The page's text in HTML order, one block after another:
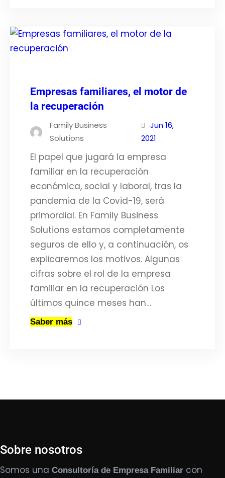
Empresas familiares, el motor de
la recuperación
Family Business
Solutions
Jun 16,
2021
El papel que jugará la empresa
familiar en la recuperación
económica, social y laboral, tras la
pandemia de la Covid-19, será
primordial. En Family Business
Solutions estamos completamente
seguros de ello y, a continuación, os
explicaremos los motivos. Algunas
cifras sobre el rol de la empresa
familiar en la recuperación Los
últimos quince meses han…
Saber más
Sobre nosotros
Somos una Consultoría de Empresa Familiar con